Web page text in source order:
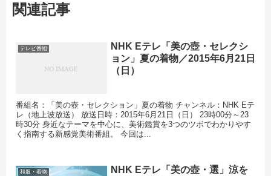
関連記事
テレビ番組
NHK Eテレ「美の壺・セレクシ
ョン」夏の着物／2015年6月21日
（日）
番組名：「美の壺・セレクション」夏の着物 チャンネル：NHK Eテ
レ（地上波放送） 放送日時：2015年6月21日（日） 23時00分～23
時30分 身近なテーマを中心に、美術鑑賞を3つのツボでわかりやす
く指南する新感覚美術番組。 今回は...
和服・着物
NHK Eテレ「美の壺・選」涼を